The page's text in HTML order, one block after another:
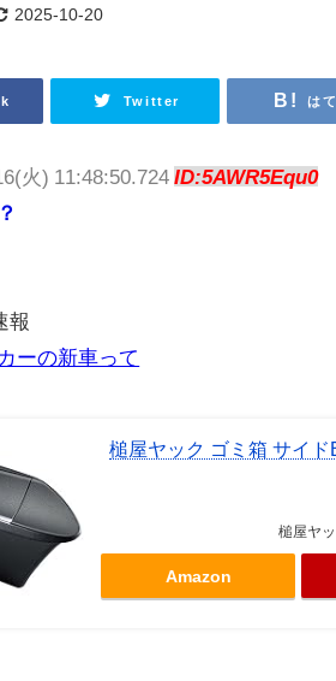
2025-10-20
Twitter は
火) 11:48:50.724ID:5AWR5Equ0
報
ーの新車って
槌屋ヤック ゴミ箱 サイ
槌屋ヤ
Amazon